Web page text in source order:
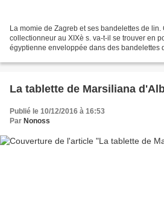
La momie de Zagreb et ses bandelettes de
collectionneur au XIXè s. va-t-il se trouver en
égyptienne enveloppée dans des bandelettes
La tablette de Marsiliana
Publié le 10/12/2016 à 16:53
Par Nonoss